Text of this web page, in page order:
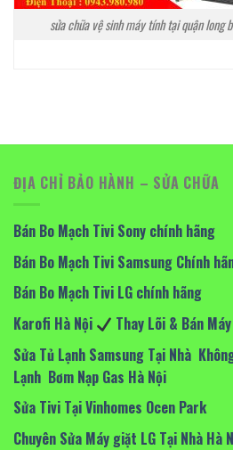
sửa chữa vệ sinh máy tính tại quận long
ĐỊA CHỈ BẢO HÀNH – SỬA CHỮA
Bán Bo Mạch Tivi Sony chính hãng
Bán Bo Mạch Tivi Samsung Chính
Bán Bo Mạch Tivi LG chính hãng
Karofi Hà Nội
Thay Lõi & Bán
Sửa Tủ Lạnh Samsung Tại Nhà
Lạnh Bơm Nạp Gas Hà Nội
Sửa Tivi Tại Vinhomes Ocen Park
Chuyên Sửa Máy giặt LG Tại Nhà Hà